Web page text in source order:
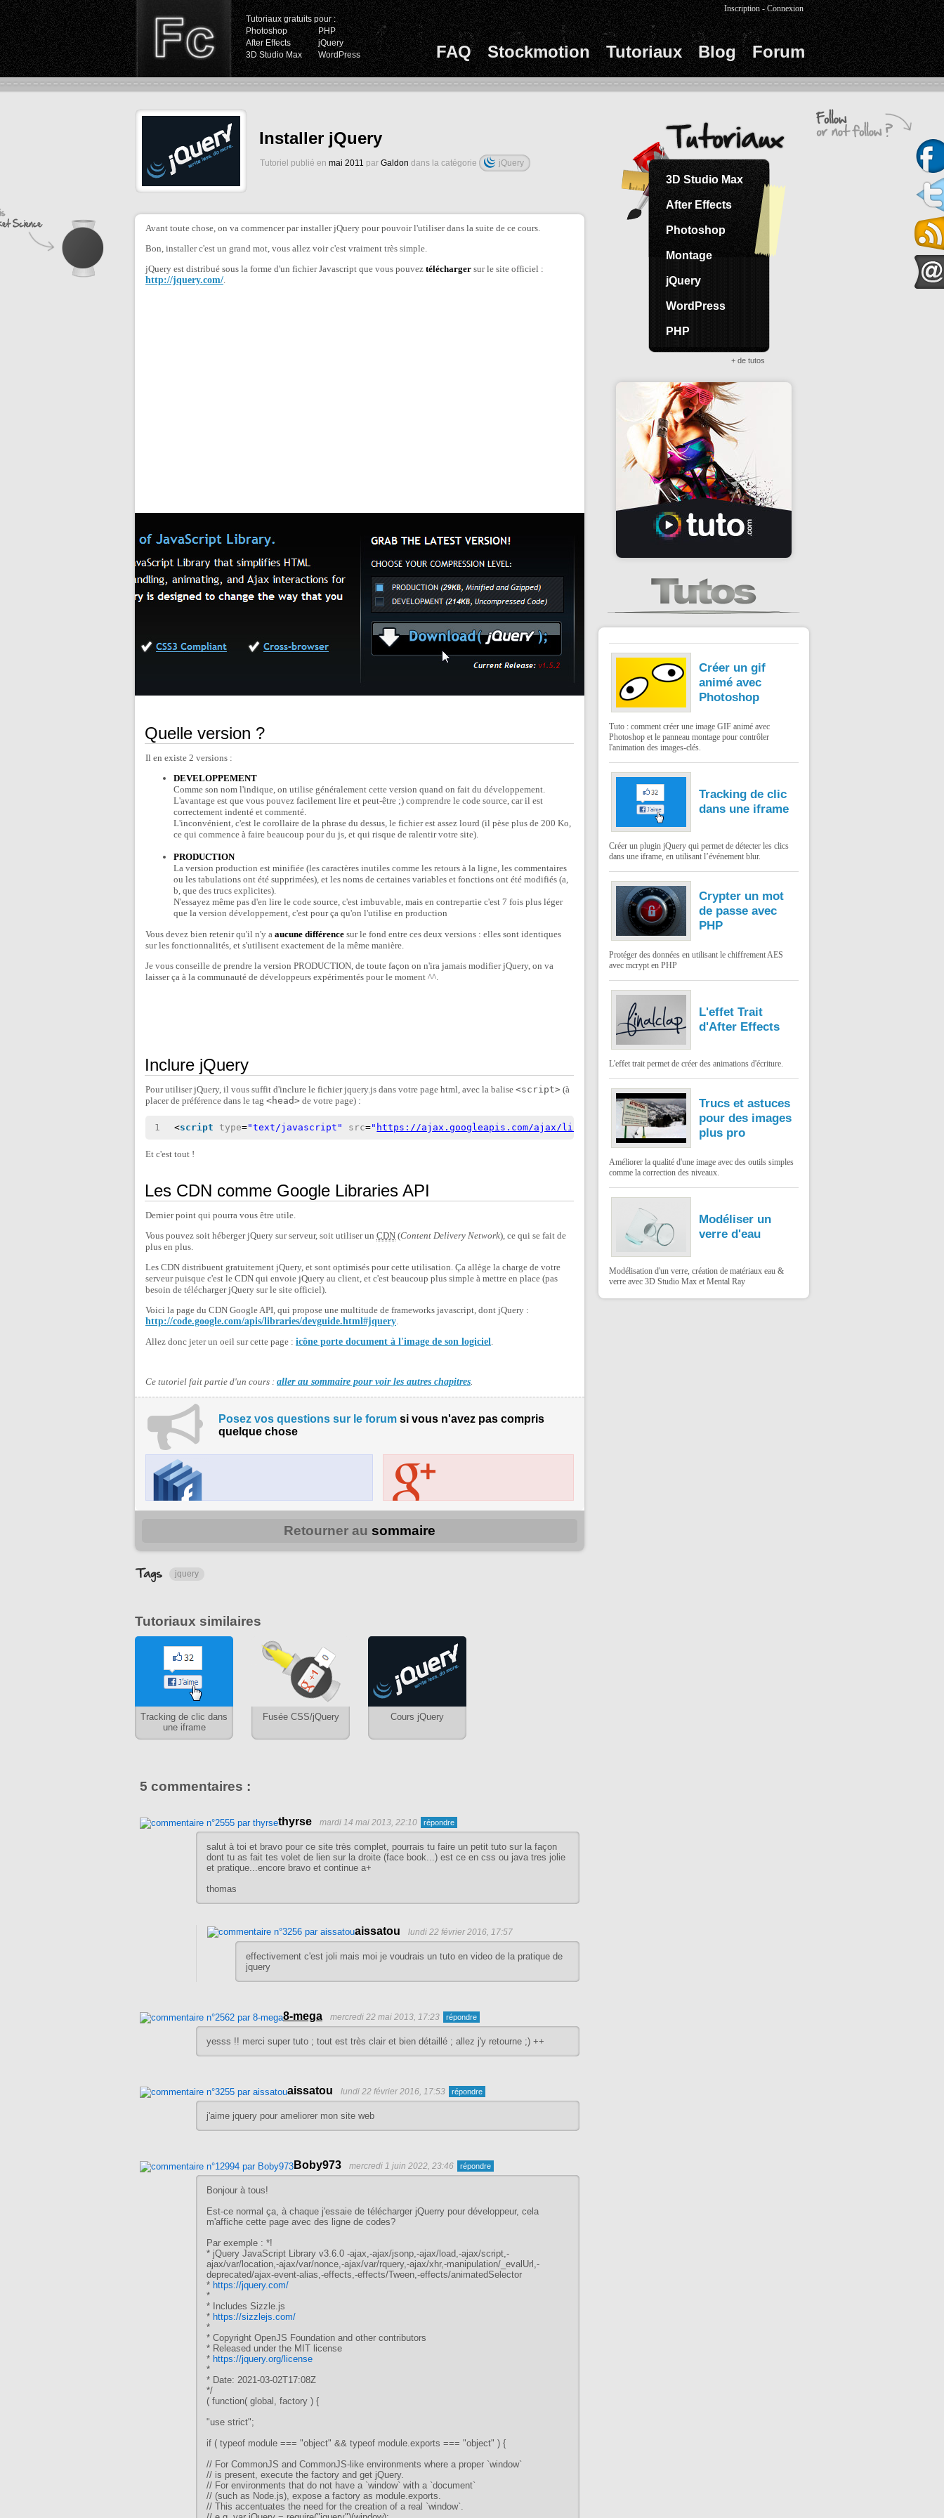
Tutoriaux gratuits pour :
Photoshop
PHP
After Effects
jQuery
3D Studio Max
WordPress FAQ Stockmotion Tutoriaux Blog Forum
Inscription -Connexion
Installer jQuery
Tutoriel publié en mai 2011 par Galdon dans la catégorie jQuery
Avant toute chose, on va commencer par installer jQuery pour pouvoir l'utiliser dans la suite de ce cours.
Bon, installer c'est un grand mot, vous allez voir c'est vraiment très simple.
jQuery est distribué sous la forme d'un fichier Javascript que vous pouvez télécharger sur le site officiel :
http://jquery.com/.
Quelle version ?
Il en existe 2 versions :
DEVELOPPEMENT
Comme son nom l'indique, on utilise généralement cette version quand on fait du développement.
L'avantage est que vous pouvez facilement lire et peut-être ;) comprendre le code source, car il est
correctement indenté et commenté.
L'inconvénient, c'est le corollaire de la phrase du dessus, le fichier est assez lourd (il pèse plus de 200 Ko,
ce qui commence à faire beaucoup pour du js, et qui risque de ralentir votre site).
PRODUCTION
La version production est minifiée (les caractères inutiles comme les retours à la ligne, les commentaires
ou les tabulations ont été supprimées), et les noms de certaines variables et fonctions ont été modifiés (a,
b, que des trucs explicites).
N'essayez même pas d'en lire le code source, c'est imbuvable, mais en contrepartie c'est 7 fois plus léger
que la version développement, c'est pour ça qu'on l'utilise en production
Vous devez bien retenir qu'il n'y a aucune différence sur le fond entre ces deux versions : elles sont identiques
sur les fonctionnalités, et s'utilisent exactement de la même manière.
Je vous conseille de prendre la version PRODUCTION, de toute façon on n'ira jamais modifier jQuery, on va
laisser ça à la communauté de développeurs expérimentés pour le moment ^^.
Inclure jQuery
Pour utiliser jQuery, il vous suffit d'inclure le fichier jquery.js dans votre page html, avec la balise <script> (à
placer de préférence dans le tag <head> de votre page) :
1 <script type="text/javascript" src=" https://ajax.googleapis.com/ajax/libs/jquery/1.4.4/jquery.min.js script
Et c'est tout !
Les CDN comme Google Libraries API
Dernier point qui pourra vous être utile.
Vous pouvez soit héberger jQuery sur serveur, soit utiliser un CDN (Content Delivery Network), ce qui se fait de
plus en plus.
Les CDN distribuent gratuitement jQuery, et sont optimisés pour cette utilisation. Ça allège la charge de votre
serveur puisque c'est le CDN qui envoie jQuery au client, et c'est beaucoup plus simple à mettre en place (pas
besoin de télécharger jQuery sur le site officiel).
Voici la page du CDN Google API, qui propose une multitude de frameworks javascript, dont jQuery :
http://code.google.com/apis/libraries/devguide.html#jquery.
Allez donc jeter un oeil sur cette page : icône porte document à l'image de son logiciel.
Ce tutoriel fait partie d'un cours : aller au sommaire pour voir les autres chapitres.
Posez vos questions sur le forum si vous n'avez pas compris
quelque chose
Retourner au sommaire
jquery
Tutoriaux similaires
Tracking de clic dans
une iframe
Fusée CSS/jQuery Cours jQuery
5 commentaires :
thyrse mardi 14 mai 2013, 22:10
salut à toi et bravo pour ce site très complet, pourrais tu faire un petit tuto sur la façon
dont tu as fait tes volet de lien sur la droite (face book...) est ce en css ou java tres jolie
et pratique...encore bravo et continue a+
thomas
aissatou lundi 22 février 2016, 17:57
effectivement c'est joli mais moi je voudrais un tuto en video de la pratique de
jquery
8-mega mercredi 22 mai 2013, 17:23
yesss !! merci super tuto ; tout est très clair et bien détaillé ; allez j'y retourne ;) ++
aissatou lundi 22 février 2016, 17:53
j'aime jquery pour ameliorer mon site web
Boby973 mercredi 1 juin 2022, 23:46
Bonjour à tous!
Est-ce normal ça, à chaque j'essaie de télécharger jQuerry pour développeur, cela
m'affiche cette page avec des ligne de codes?
Par exemple : *!
* jQuery JavaScript Library v3.6.0 -ajax,-ajax/jsonp,-ajax/load,-ajax/script,-
ajax/var/location,-ajax/var/nonce,-ajax/var/rquery,-ajax/xhr,-manipulation/_evalUrl,-
deprecated/ajax-event-alias,-effects,-effects/Tween,-effects/animatedSelector
* https://jquery.com/
*
* Includes Sizzle.js
* https://sizzlejs.com/
*
* Copyright OpenJS Foundation and other contributors
* Released under the MIT license
* https://jquery.org/license
*
* Date: 2021-03-02T17:08Z
*/
( function( global, factory ) {
"use strict";
if ( typeof module === "object" && typeof module.exports === "object" ) {
// For CommonJS and CommonJS-like environments where a proper `window`
// is present, execute the factory and get jQuery.
// For environments that do not have a `window` with a `document`
// (such as Node.js), expose a factory as module.exports.
// This accentuates the need for the creation of a real `window`.
3D Studio Max
After Effects
Photoshop
Montage
jQuery
WordPress
PHP
+ de tutos
Créer un gif
animé avec
Photoshop
Tuto : comment créer une image GIF animé avec
Photoshop et le panneau montage pour contrôler
l'animation des images-clés.
Tracking de clic
dans une iframe
Créer un plugin jQuery qui permet de détecter les clics
dans une iframe, en utilisant l’événement blur.
Crypter un mot
de passe avec
PHP
Protéger des données en utilisant le chiffrement AES
avec mcrypt en PHP
L'effet Trait
d'After Effects
L'effet trait permet de créer des animations d'écriture.
Trucs et astuces
pour des images
plus pro
Améliorer la qualité d'une image avec des outils simples
comme la correction des niveaux.
Modéliser un
verre d'eau
Modélisation d'un verre, création de matériaux eau &
verre avec 3D Studio Max et Mental Ray